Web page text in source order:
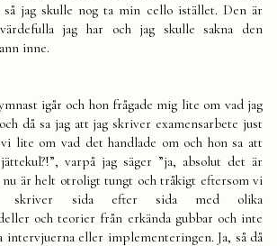
jag skulle nog ta min cello istället. Den är
jag har och jag skulle sakna den
inne.
igår och hon frågade mig lite om vad jag
då sa jag att jag skriver examensarbete just
lite om vad det handlade om och hon sa att
varpå jag säger ”ja, absolut det är
är helt otroligt tungt och tråkigt eftersom vi
skriver sida efter sida med olika
och teorier från erkända gubbar och inte
intervjuerna eller implementeringen. Ja, så då